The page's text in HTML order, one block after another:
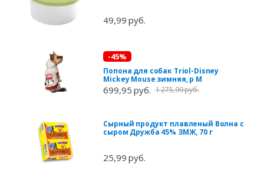
49,99 руб.
-45%
Попона для собак Triol-Disney
Mickey Mouse зимняя, р M
699,95 руб. 1 275,99 руб.
Сырный продукт плавленый Волна с
сыром Дружба 45% ЗМЖ, 70 г
25,99 руб.